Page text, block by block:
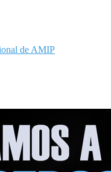
de AMIP